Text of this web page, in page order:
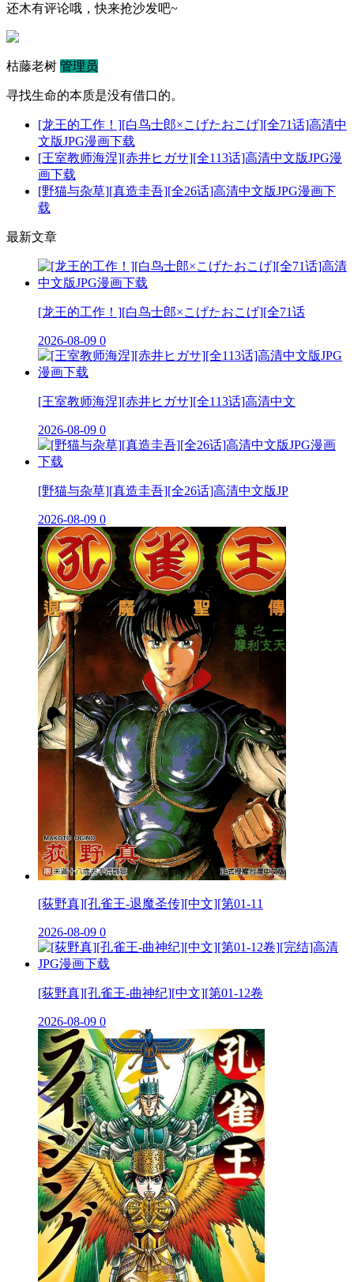
还木有评论哦，快来抢沙发吧~
枯藤老树 管理员
寻找生命的本质是没有借口的。
[龙王的工作！][白鸟士郎×こげたおこげ][全71话]高清中
文版JPG漫画下载
[王室教师海涅][赤井ヒガサ][全113话]高清中文版JPG漫
画下载
[野猫与杂草][真造圭吾][全26话]高清中文版JPG漫画下
载
最新文章
[龙王的工作！][白鸟士郎×こげたおこげ][全71话
2026-08-09 0
[王室教师海涅][赤井ヒガサ][全113话]高清中文
2026-08-09 0
[野猫与杂草][真造圭吾][全26话]高清中文版JP
2026-08-09 0
[荻野真][孔雀王-退魔圣传][中文][第01-11
2026-08-09 0
[荻野真][孔雀王-曲神纪][中文][第01-12卷
2026-08-09 0